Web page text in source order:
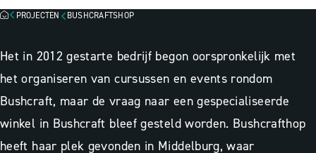
PROJECTEN BUSHCRAFTSHOP
Het in 2012 gestarte bedrijf begon oorspronkelijk met
het organiseren van cursussen en events rondom
Bushcraft, maar de vraag naar een gespecialiseerde
winkel in Bushcraft bleef gesteld worden. Bushcrafthop
heeft haar plek gevonden in Middelburg, waar